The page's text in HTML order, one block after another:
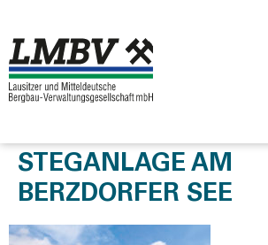
STEGANLAGE AM
BERZDORFER SEE